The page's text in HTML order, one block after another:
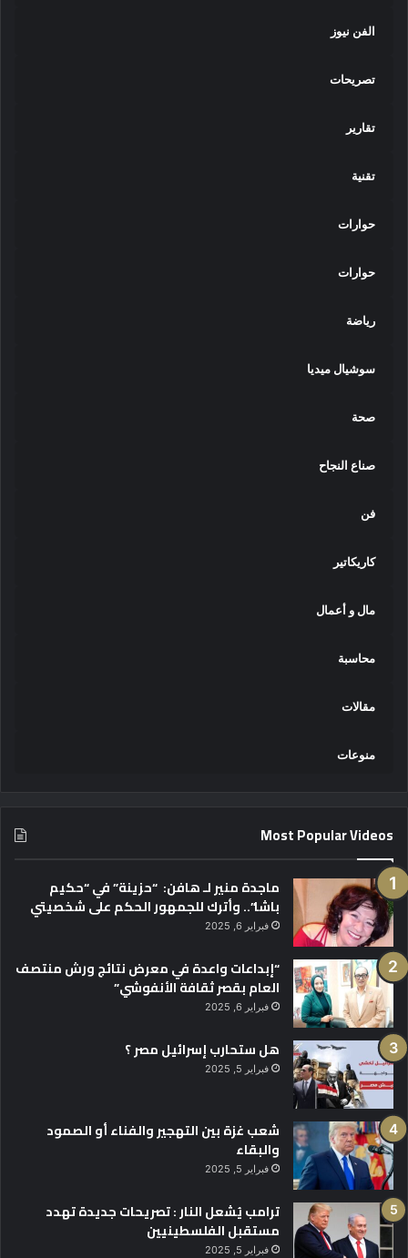
الفن نيوز
تصريحات
تقارير
تقنية
حوارات
حوارات
رياضة
سوشيال ميديا
صحة
صناع النجاح
فن
كاريكاتير
مال و أعمال
محاسبة
مقالات
منوعات
Most Popular Videos
ماجدة منير لـ هافن: “حزينة” في “حكيم
باشا”.. وأترك للجمهور الحكم على شخصيتي
فبراير 6, 2025
“إبداعات واعدة في معرض نتائج ورش منتصف
العام بقصر ثقافة الأنفوشي”
فبراير 6, 2025
هل ستحارب إسرائيل مصر ؟
فبراير 5, 2025
شعب غزة بين التهجير والفناء أو الصمود
والبقاء
فبراير 5, 2025
ترامب يُشعل النار : تصريحات جديدة تهدد
مستقبل الفلسطينيين
فبراير 5, 2025